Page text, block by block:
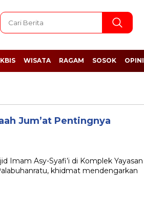
WISATA RAGAM SOSOK OPINI
Jum’at Pentingnya
Imam Asy-Syafi’i di Komplek Yayasan
khidmat mendengarkan